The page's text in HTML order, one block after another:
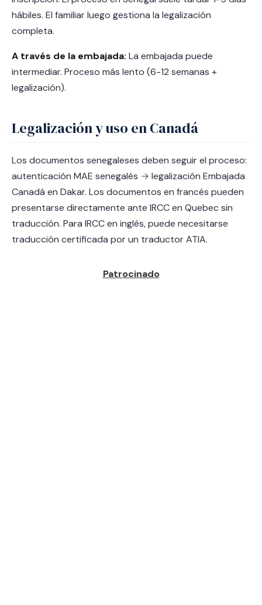
hábiles. El familiar luego gestiona la legalización
completa.
A través de la embajada: La embajada puede
intermediar. Proceso más lento (6-12 semanas +
legalización).
Legalización y uso en Canadá
Los documentos senegaleses deben seguir el proceso:
autenticación MAE senegalés → legalización Embajada
Canadá en Dakar. Los documentos en francés pueden
presentarse directamente ante IRCC en Quebec sin
traducción. Para IRCC en inglés, puede necesitarse
traducción certificada por un traductor ATIA.